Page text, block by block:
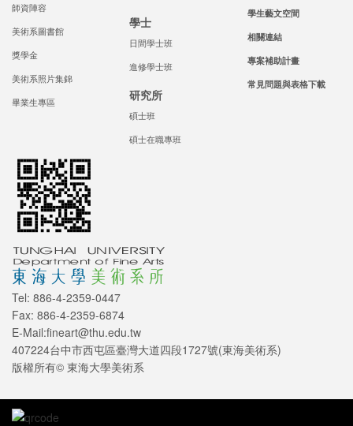
師資陣容
美術系圖書館
獎學金
美術系照片集錦
畢業生專區
學士
日間學士班
進修學士班
研究所
碩士班
碩士在職專班
學生藝文空間
相關連結
專案補助計畫
常見問題與表格下載
Tel: 886-4-2359-0447
Fax: 886-4-2359-6874
E-Mail:fineart@thu.edu.tw
407224台中市西屯區臺灣大道四段1727號(東海美術系)
版權所有© 東海大學美術系